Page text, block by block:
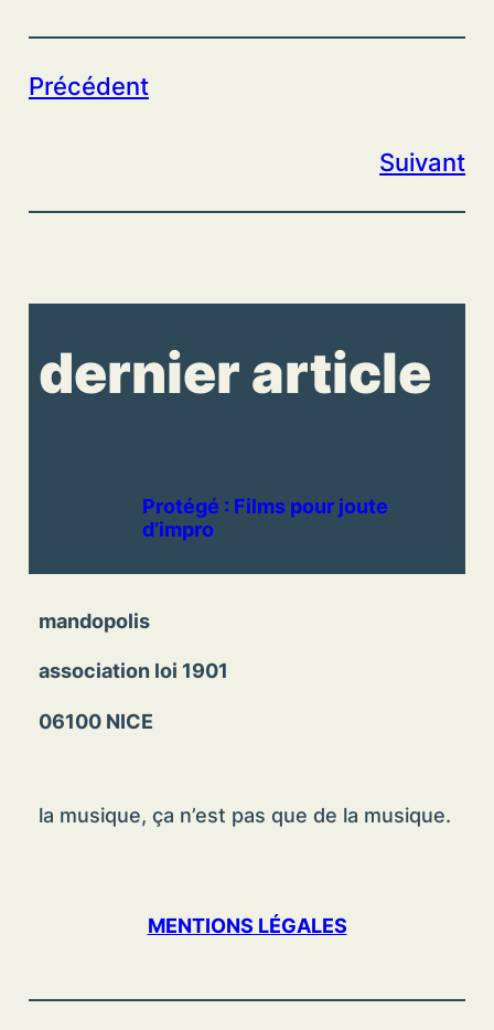
Précédent
Suivant
dernier article
Protégé : Films pour joute
d’impro
mandopolis
association loi 1901
06100 NICE
la musique, ça n’est pas que de la musique.
MENTIONS LÉGALES